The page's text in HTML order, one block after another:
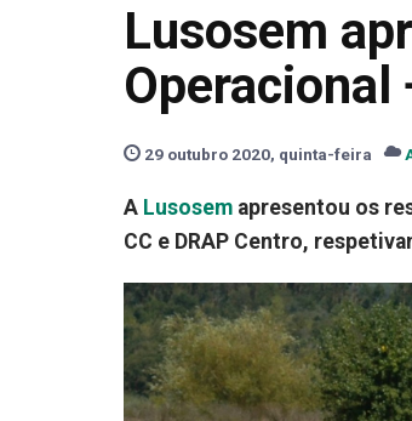
Lusosem
Operacional
29 outubro 2020, quinta-feira
A Lusosem apresentou os
CC e DRAP Centro,